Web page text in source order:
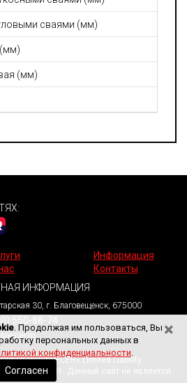
сваями (мм)
(мм)
Информация
Контакты
ИНФОРМАЦИЯ
30, г. Благовещенск, 675000
550-88-74
(«SPECER» Limited Liability
280101001. Данный сайт не является
×
. Продолжая им пользоваться, Вы
персональных данных в
конфиденциальности.
Согласен